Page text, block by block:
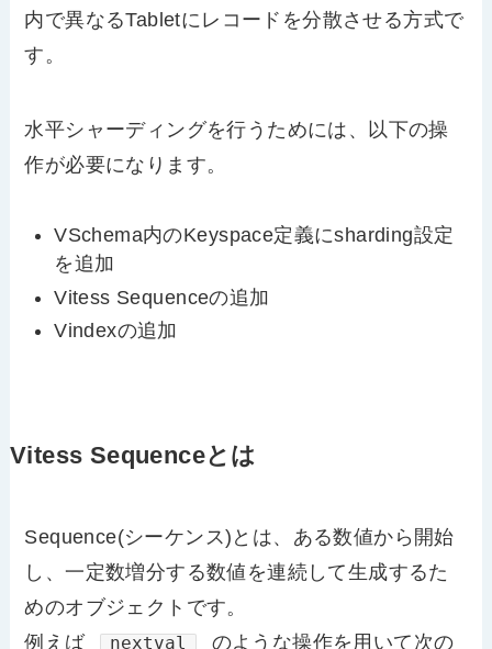
内で異なるTabletにレコードを分散させる方式で
す。
水平シャーディングを行うためには、以下の操
作が必要になります。
VSchema内のKeyspace定義にsharding設定
を追加
Vitess Sequenceの追加
Vindexの追加
Vitess Sequenceとは
Sequence(シーケンス)とは、ある数値から開始
し、一定数増分する数値を連続して生成するた
めのオブジェクトです。
例えば
nextval
のような操作を用いて次の